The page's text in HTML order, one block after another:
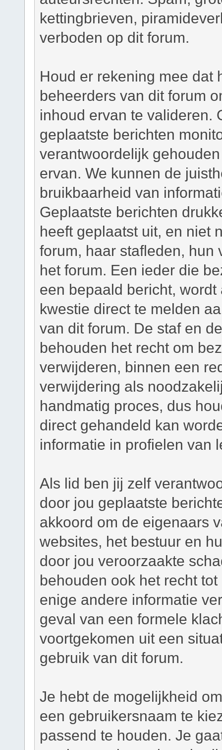
kettingbrieven,
verboden op dit forum.
Houd er rekening mee dat
beheerders van dit forum
inhoud ervan te valideren.
geplaatste berichten
verantwoordelijk
ervan. We kunnen de
bruikbaarheid van
Geplaatste berichten
heeft geplaatst uit, en niet
forum, haar stafleden, hun
het forum. Een ieder die
een bepaald bericht,
kwestie direct te melden
van dit forum. De staf en
behouden het recht om
verwijderen, binnen een
verwijdering als
handmatig proces, dus
direct gehandeld kan
informatie in profielen van
Als lid ben jij zelf
door jou geplaatste
akkoord om de eigenaars
websites, het bestuur en
door jou veroorzaakte
behouden ook het recht
enige andere informatie
geval van een formele
voortgekomen uit een
gebruik van dit forum.
Je hebt de mogelijkheid
een gebruikersnaam te
passend te houden. Je